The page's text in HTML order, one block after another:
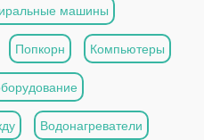
машины
Попкорн Компьютеры
Водонагреватели